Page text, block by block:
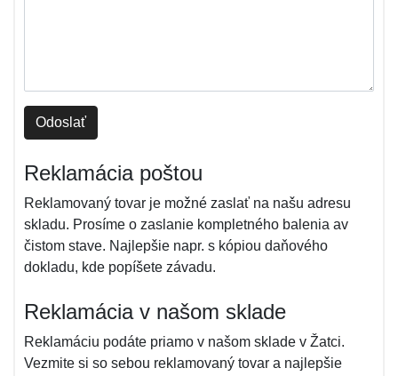
Odoslať
Reklamácia poštou
Reklamovaný tovar je možné zaslať na našu adresu
skladu. Prosíme o zaslanie kompletného balenia av
čistom stave. Najlepšie napr. s kópiou daňového
dokladu, kde popíšete závadu.
Reklamácia v našom sklade
Reklamáciu podáte priamo v našom sklade v Žatci.
Vezmite si so sebou reklamovaný tovar a najlepšie